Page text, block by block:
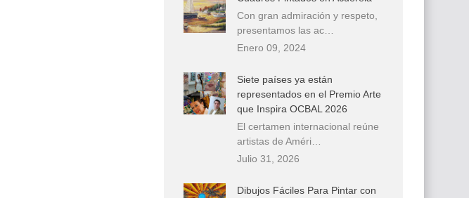
Con gran admiración y respeto,
presentamos las ac…
Enero 09, 2024
Siete países ya están
representados en el Premio Arte
que Inspira OCBAL 2026
El certamen internacional reúne
artistas de Améri…
Julio 31, 2026
Dibujos Fáciles Para Pintar con